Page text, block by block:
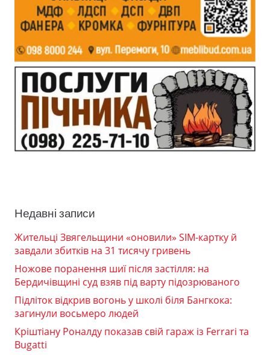
Недавні записи
Жительці Звягельщини «оновили» SIM-картку й
завдали збитків на 31 тисячу гривень
Ножове поранення шиї після застілля: на
Бердичівщині суд взяв під варту підозрюваного
Підліток відкрив вогонь у школі біля Бангкока:
загинули восьмеро людей
Кріштіану Роналду показав свій гараж із Ferrari та
Bugatti